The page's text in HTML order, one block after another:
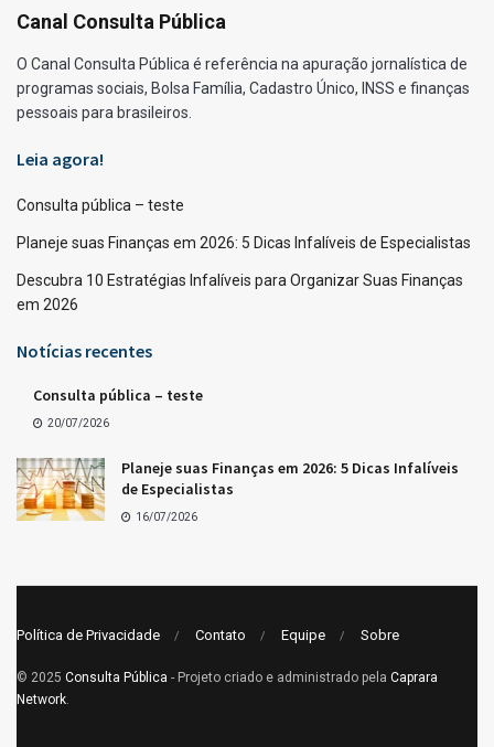
Canal Consulta Pública
O Canal Consulta Pública é referência na apuração jornalística de
programas sociais, Bolsa Família, Cadastro Único, INSS e finanças
pessoais para brasileiros.
Leia agora!
Consulta pública – teste
Planeje suas Finanças em 2026: 5 Dicas Infalíveis de Especialistas
Descubra 10 Estratégias Infalíveis para Organizar Suas Finanças
em 2026
Notícias recentes
Consulta pública – teste
20/07/2026
Planeje suas Finanças em 2026: 5 Dicas Infalíveis
de Especialistas
16/07/2026
Política de Privacidade Contato Equipe Sobre
© 2025 Consulta Pública - Projeto criado e administrado pela Caprara
Network.